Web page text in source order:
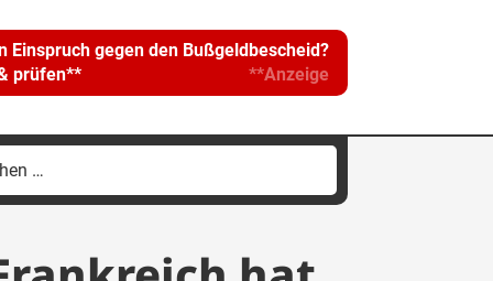
Einspruch gegen den Bußgeldbescheid?
prüfen**
**Anzeige